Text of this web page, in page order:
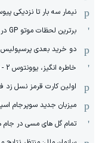
نیمار سه بار تا نزدیکی
برترین لحظات موتو GP در سال 2026
دو خرید بعدی
خاطره انگیز، یوونتوس 2 - بایرن مونیخ 1 (2005)
اولین کارت قرمز نسل زد
میزبان جدید سوپرجام
تمام گل های مسی در جام